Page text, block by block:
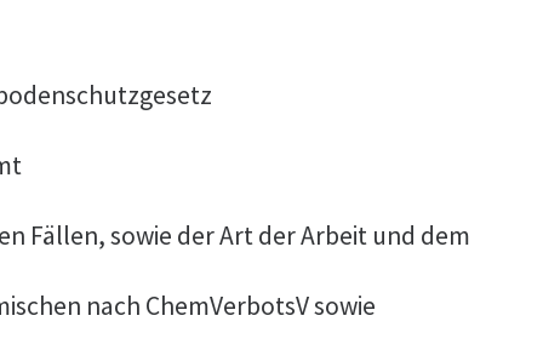
Fällen, sowie der Art der Arbeit und dem
nach ChemVerbotsV sowie